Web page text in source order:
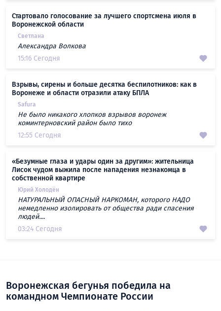
Стартовало голосование за лучшего спортсмена июля в
Воронежской области
Светлана
Александра Волкова
15:16 Сегодня
Взрывы, сирены и больше десятка беспилотников: как в
Воронеже и области отразили атаку БПЛА
Safura
Не было никакого хлопков взрывов воронеж
коминтерновский район было тихо
12:55 Сегодня
«Безумные глаза и удары один за другим»: жительница
Лисок чудом выжила после нападения незнакомца в
собственной квартире
Юрий Холодён
НАТУРАЛЬНЫЙ ОПАСНЫЙ НАРКОМАН, которого НАДО
немедленно изолировать от общества ради спасения
людей....
03:24 Сегодня
Воронежская бегунья победила на
командном Чемпионате России